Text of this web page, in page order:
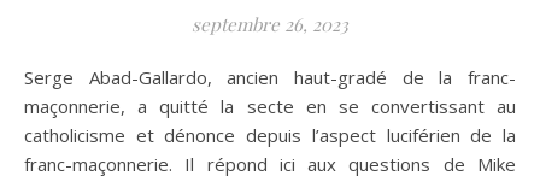
septembre 26, 2023
Serge Abad-Gallardo, ancien haut-gradé de la franc-
maçonnerie, a quitté la secte en se convertissant au
catholicisme et dénonce depuis l’aspect luciférien de la
franc-maçonnerie. Il répond ici aux questions de Mike